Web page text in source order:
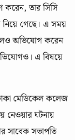
তার সিসি
গেছে। এ সময়
অভিযোগ করেন
এ বিষয়ে
মেডিকেল কলেজ
নেওয়ার ঘটনায়
সাবেক সভাপতি